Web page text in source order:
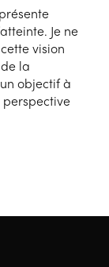
Je ne
vision
la
objectif à